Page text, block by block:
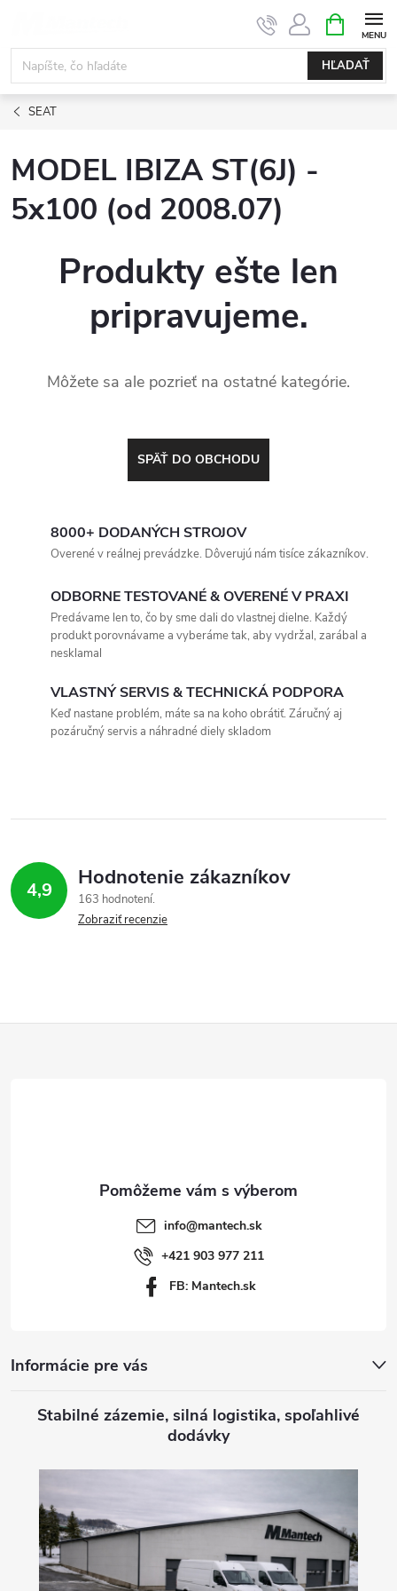
obsah
HĽADAŤ
KOŠÍK
SEAT
MODEL IBIZA ST(6J) -
5x100 (od 2008.07)
Produkty ešte len
pripravujeme.
Môžete sa ale pozrieť na ostatné kategórie.
SPÄŤ DO OBCHODU
8000+ DODANÝCH STROJOV
Overené v reálnej prevádzke. Dôverujú nám tisíce zákazníkov.
ODBORNE TESTOVANÉ & OVERENÉ V PRAXI
Predávame len to, čo by sme dali do vlastnej dielne. Každý
produkt porovnávame a vyberáme tak, aby vydržal, zarábal a
nesklamal
VLASTNÝ SERVIS & TECHNICKÁ PODPORA
Keď nastane problém, máte sa na koho obrátiť. Záručný aj
pozáručný servis a náhradné diely skladom
4,9 Hodnotenie zákazníkov
163 hodnotení
Zobraziť recenzie
info@mantech.sk
+421 903 977 211
FB: Mantech.sk
Informácie pre vás
Stabilné zázemie, silná logistika, spoľahlivé
dodávky